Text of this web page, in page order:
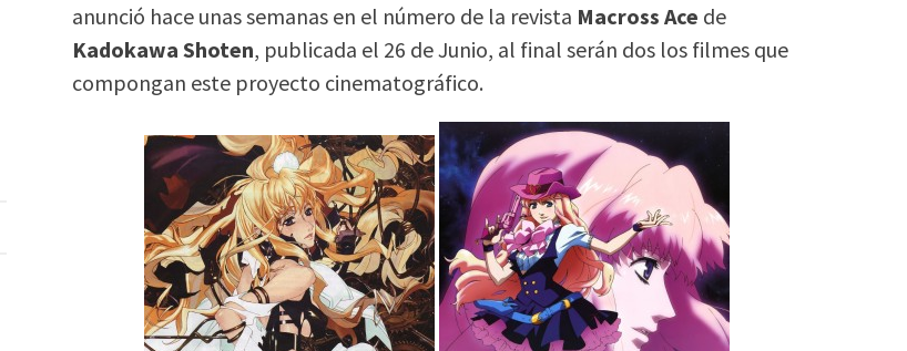
anunció hace unas semanas en el número de la revista Macross Ace de
Kadokawa Shoten, publicada el 26 de Junio, al final serán dos los filmes que
compongan este proyecto cinematográfico.